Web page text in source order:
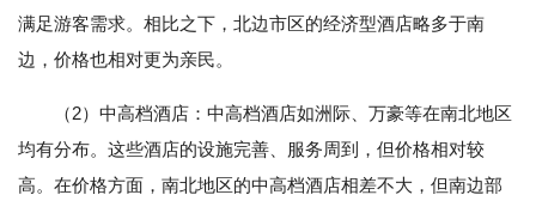
满足游客需求。相比之下，北边市区的经济型酒店略多于南
边，价格也相对更为亲民。
（2）中高档酒店：中高档酒店如洲际、万豪等在南北地区
均有分布。这些酒店的设施完善、服务周到，但价格相对较
高。在价格方面，南北地区的中高档酒店相差不大，但南边部